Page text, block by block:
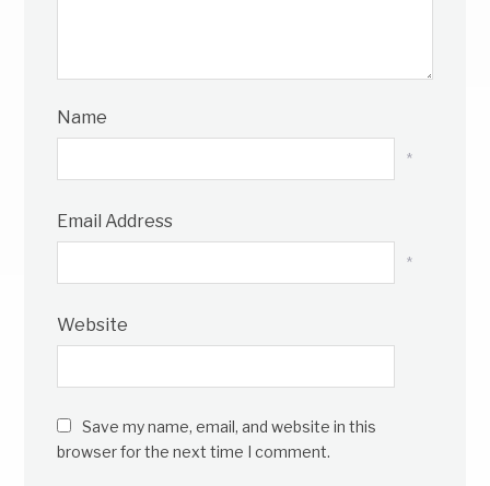
Name
*
Email Address
*
Website
Save my name, email, and website in this
browser for the next time I comment.